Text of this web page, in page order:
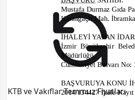
KTB ve Vakıflar Temmuz Fiyatları
Mustafa Durmaz Gıda
Karaağaçlı Mah.
İHALEYİ YAPAN
İzmir Büyükşehir
Müdürlüğü,
Cumhurıyet Bulvarı
BAŞVURUYA KONU
2014/134427İhale Kayıt